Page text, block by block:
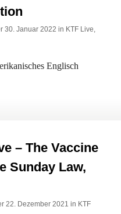
30. Januar 2022 in KTF Live,
Englisch
– The Vaccine
Sunday Law,
22. Dezember 2021 in KTF